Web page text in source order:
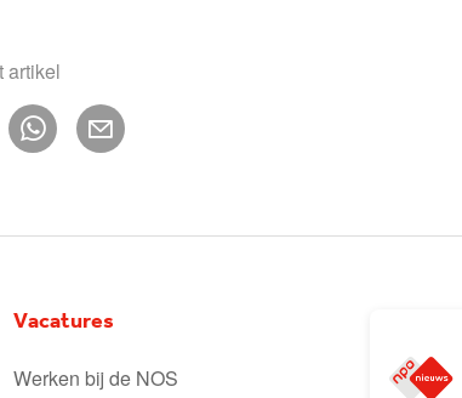
artikel
Vacatures
Werken bij de NOS